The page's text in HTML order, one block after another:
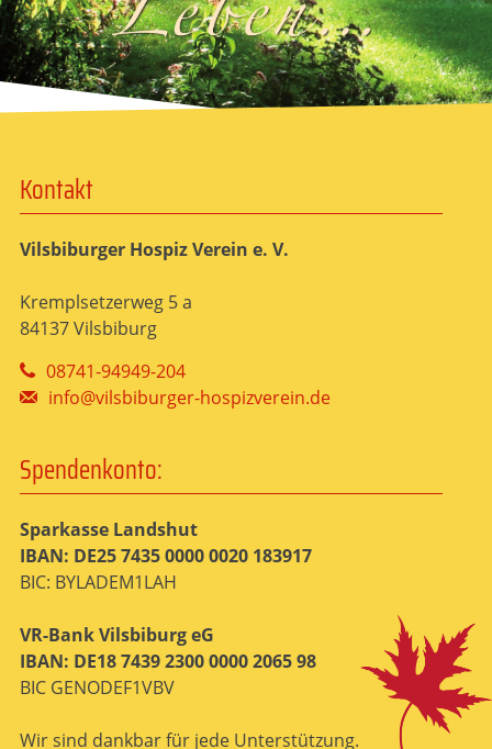
Kontakt
Vilsbiburger Hospiz Verein e. V.
Kremplsetzerweg 5 a
84137 Vilsbiburg
08741-94949-204
info@vilsbiburger-hospizverein.de
Spendenkonto:
Sparkasse Landshut
IBAN: DE25 7435 0000 0020 183917
BIC: BYLADEM1LAH
VR-Bank Vilsbiburg eG
IBAN: DE18 7439 2300 0000 2065 98
BIC GENODEF1VBV
Wir sind dankbar für jede Unterstützung.